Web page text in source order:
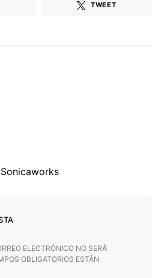
TWEET
Sonicaworks
ELECTRÓNICO NO SERÁ
OBLIGATORIOS ESTÁN